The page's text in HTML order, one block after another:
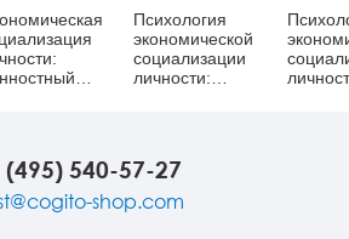
Психология
экономической
социализации
личности:
(495) 540-57-27
shop.com